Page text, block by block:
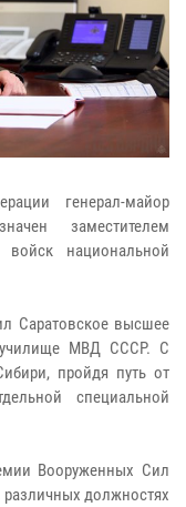
генерал-майор
заместителем
национальной
Саратовское высшее
училище МВД СССР. С
пройдя путь от
специальной
Вооруженных Сил
различных должностях